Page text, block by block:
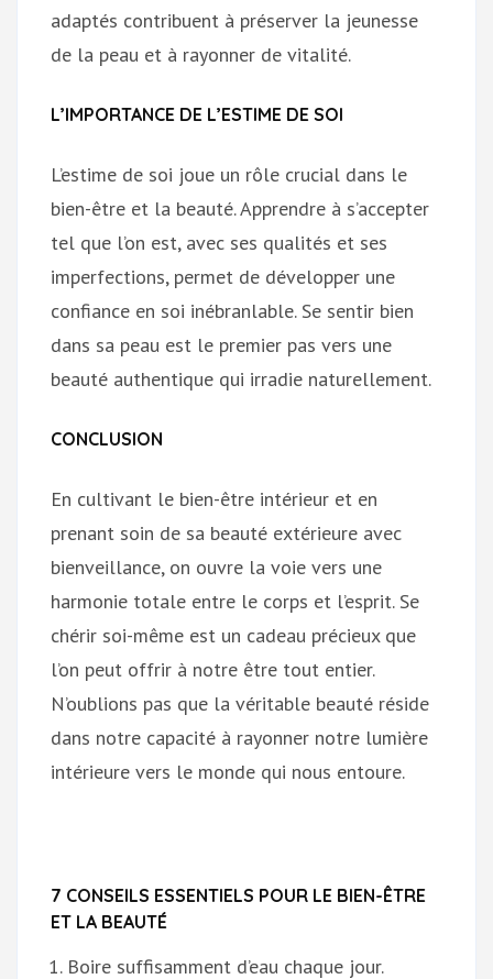
adaptés contribuent à préserver la jeunesse
de la peau et à rayonner de vitalité.
L’IMPORTANCE DE L’ESTIME DE SOI
L’estime de soi joue un rôle crucial dans le
bien-être et la beauté. Apprendre à s’accepter
tel que l’on est, avec ses qualités et ses
imperfections, permet de développer une
confiance en soi inébranlable. Se sentir bien
dans sa peau est le premier pas vers une
beauté authentique qui irradie naturellement.
CONCLUSION
En cultivant le bien-être intérieur et en
prenant soin de sa beauté extérieure avec
bienveillance, on ouvre la voie vers une
harmonie totale entre le corps et l’esprit. Se
chérir soi-même est un cadeau précieux que
l’on peut offrir à notre être tout entier.
N’oublions pas que la véritable beauté réside
dans notre capacité à rayonner notre lumière
intérieure vers le monde qui nous entoure.
7 CONSEILS ESSENTIELS POUR LE BIEN-ÊTRE
ET LA BEAUTÉ
Boire suffisamment d’eau chaque jour.